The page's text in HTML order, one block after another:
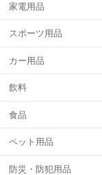
家電用品
スポーツ用品
カー用品
飲料
食品
ペット用品
防災・防犯用品